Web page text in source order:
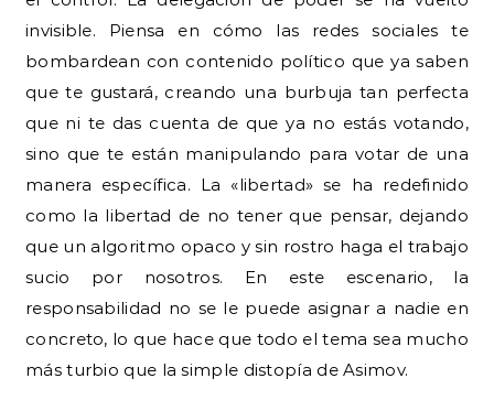
invisible. Piensa en cómo las redes sociales te
bombardean con contenido político que ya saben
que te gustará, creando una burbuja tan perfecta
que ni te das cuenta de que ya no estás votando,
sino que te están manipulando para votar de una
manera específica. La «libertad» se ha redefinido
como la libertad de no tener que pensar, dejando
que un algoritmo opaco y sin rostro haga el trabajo
sucio por nosotros. En este escenario, la
responsabilidad no se le puede asignar a nadie en
concreto, lo que hace que todo el tema sea mucho
más turbio que la simple distopía de Asimov.